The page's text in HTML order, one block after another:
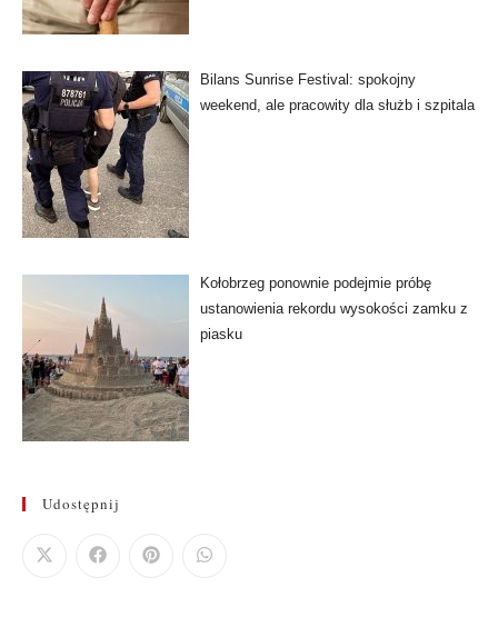
Bilans Sunrise Festival: spokojny
weekend, ale pracowity dla służb i szpitala
Kołobrzeg ponownie podejmie próbę
ustanowienia rekordu wysokości zamku z
piasku
Udostępnij